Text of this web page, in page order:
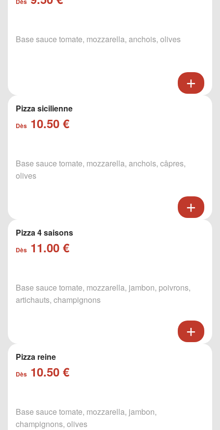
Base sauce tomate, mozzarella, anchois, olives
Pizza sicilienne
Dès 10.50 €
Base sauce tomate, mozzarella, anchois, câpres,
olives
Pizza 4 saisons
Dès 11.00 €
Base sauce tomate, mozzarella, jambon, poivrons,
artichauts, champignons
Pizza reine
Dès 10.50 €
Base sauce tomate, mozzarella, jambon,
champignons, olives